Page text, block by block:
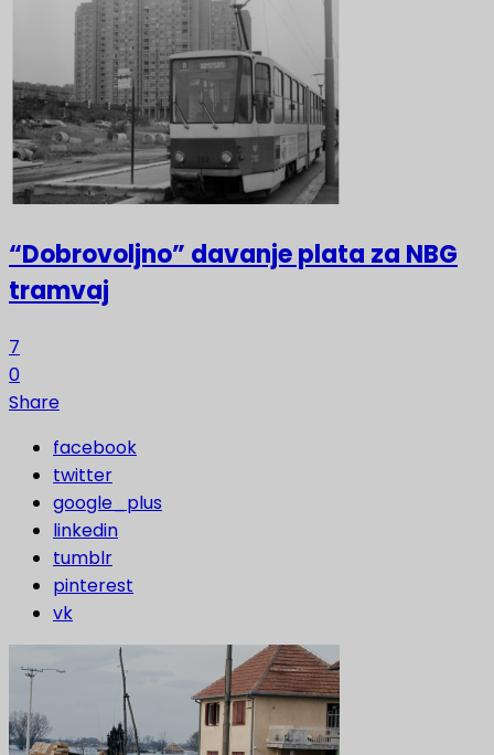
“Dobrovoljno” davanje plata za NBG
tramvaj
7
0
Share
facebook
twitter
google_plus
linkedin
tumblr
pinterest
vk